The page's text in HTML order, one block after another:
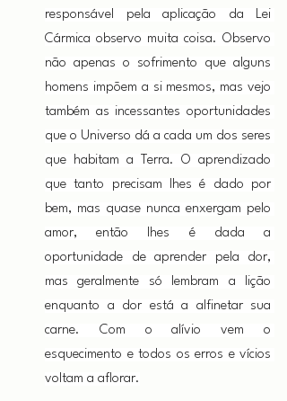
responsável pela aplicação da Lei
Cármica observo muita coisa. Observo
não apenas o sofrimento que alguns
homens impõem a si mesmos, mas vejo
também as incessantes oportunidades
que o Universo dá a cada um dos seres
que habitam a Terra. O aprendizado
que tanto precisam lhes é dado por
bem, mas quase nunca enxergam pelo
amor, então lhes é dada a
oportunidade de aprender pela dor,
mas geralmente só lembram a lição
enquanto a dor está a alfinetar sua
carne. Com o alívio vem o
esquecimento e todos os erros e vícios
voltam a aflorar.